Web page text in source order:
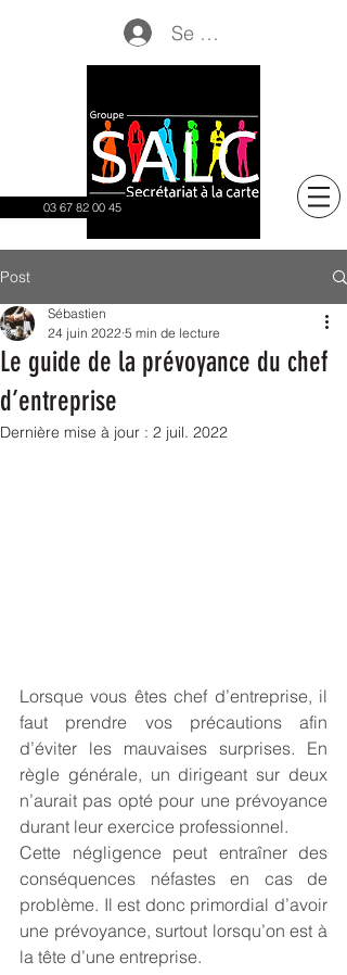
Se connecter
03 67 82 00 45
Post
Le guide de la prévoyance du chef
d’entreprise
Sébastien
24 juin 2022 5 min de lecture
Dernière mise à jour : 2 juil. 2022
Lorsque vous êtes chef d’entreprise, il
faut prendre vos précautions afin
d’éviter les mauvaises surprises. En
règle générale, un dirigeant sur deux
n’aurait pas opté pour une prévoyance
durant leur exercice professionnel.
Cette négligence peut entraîner des
conséquences néfastes en cas de
problème. Il est donc primordial d’avoir
une prévoyance, surtout lorsqu’on est à
la tête d’une entreprise.